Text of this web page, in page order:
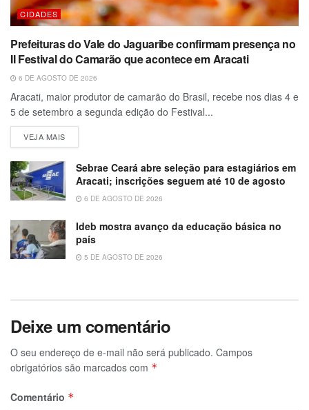
CIDADES
Prefeituras do Vale do Jaguaribe confirmam presença no
II Festival do Camarão que acontece em Aracati
6 DE AGOSTO DE 2026
Aracati, maior produtor de camarão do Brasil, recebe nos dias 4 e
5 de setembro a segunda edição do Festival...
VEJA MAIS
Sebrae Ceará abre seleção para estagiários em
Aracati; inscrições seguem até 10 de agosto
6 DE AGOSTO DE 2026
Ideb mostra avanço da educação básica no
país
5 DE AGOSTO DE 2026
Deixe um comentário
O seu endereço de e-mail não será publicado. Campos
obrigatórios são marcados com *
Comentário *